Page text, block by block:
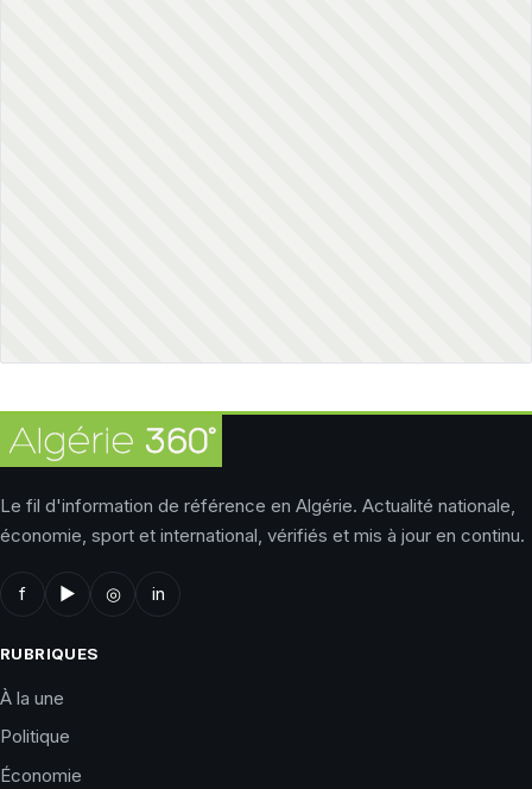
Le fil d'information de référence en Algérie. Actualité nationale,
économie, sport et international, vérifiés et mis à jour en continu.
f ▶ ◎ in
RUBRIQUES
À la une
Politique
Économie